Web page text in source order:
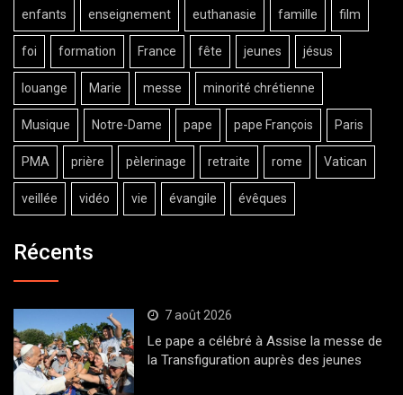
enfants enseignement euthanasie famille film
foi formation France fête jeunes jésus
louange Marie messe minorité chrétienne
Musique Notre-Dame pape pape François Paris
PMA prière pèlerinage retraite rome Vatican
veillée vidéo vie évangile évêques
Récents
7 août 2026
Le pape a célébré à Assise la messe de
la Transfiguration auprès des jeunes